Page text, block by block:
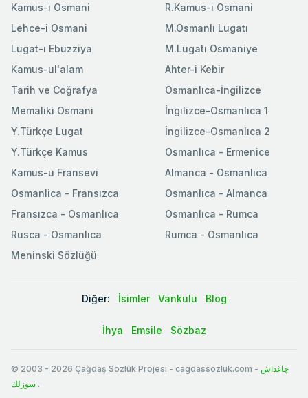
Kamus-ı Osmani
Lehce-i Osmani
Lugat-ı Ebuzziya
R.Kamus-ı Osmani
M.Osmanlı Lugatı
M.Lügatı Osmaniye
Kamus-ul'alam
Tarih ve Coğrafya
Memaliki Osmani
Y.Türkçe Lugat
Y.Türkçe Kamus
Ahter-i Kebir
Osmanlıca-İngilizce
İngilizce-Osmanlıca 1
İngilizce-Osmanlıca 2
Osmanlıca - Ermenice
Kamus-u Fransevi
Osmanlica - Fransızca
Fransızca - Osmanlıca
Rusca - Osmanlıca
Meninski Sözlüğü
Almanca - Osmanlıca
Osmanlıca - Almanca
Osmanlıca - Rumca
Rumca - Osmanlıca
Diğer: İsimler Vankulu Blog
İhya Emsile Sözbaz
© 2003 - 2026 Çağdaş Sözlük Projesi - cagdassozluk.com - چاغداش
سوزلك .